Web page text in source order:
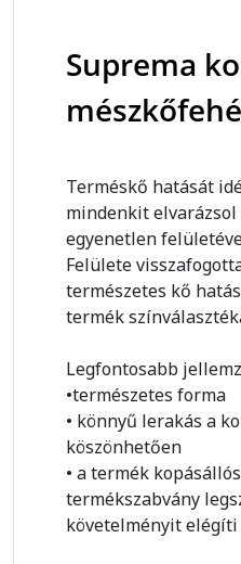
Suprema
Terméskő hatását
mindenkit
egyenetlen
Felülete
természetes kő
termék
Legfontosabb
•természetes forma
• könnyű lerakás a
köszönhetően
• a termék
termékszabvány
követelményit